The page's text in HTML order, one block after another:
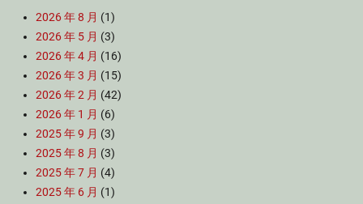
2026 年 8 月 (1)
2026 年 5 月 (3)
2026 年 4 月 (16)
2026 年 3 月 (15)
2026 年 2 月 (42)
2026 年 1 月 (6)
2025 年 9 月 (3)
2025 年 8 月 (3)
2025 年 7 月 (4)
2025 年 6 月 (1)